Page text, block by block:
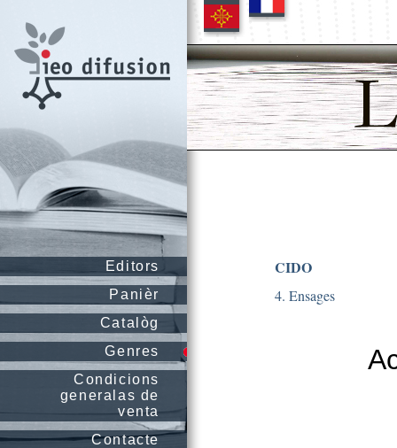
Editors
Panièr
Catalòg
Genres
Condicions
generalas de
venta
Contacte
CIDO
4. Ensages